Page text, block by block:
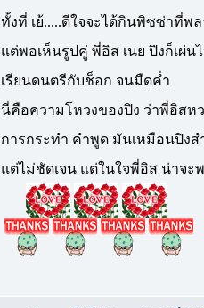
ทั้งที่ เย้.....ดีใจจะได้กินพิซซ่าที่พ
แต่พอเห็นรูปคู่ พี่อิส เนย ปิงก็เผ่น
เรียนดนตรีกับช็อก จนมืดค่ำ
นี่คือความโหวงของปิง ว่าพี่อิสห
การกระทำ คำพูด มันเหมือนปิง
แต่ไม่ชัดเจน แต่ในใจพี่อิส น่าจะ